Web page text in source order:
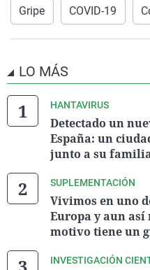
Gripe COVID-19
LO MÁS
HANTAVIRUS
Detectado un
España: un
junto a su
SUPLEMENTACIÓN
Vivimos en uno
Europa y aun
motivo tiene un
INVESTIGACIÓN